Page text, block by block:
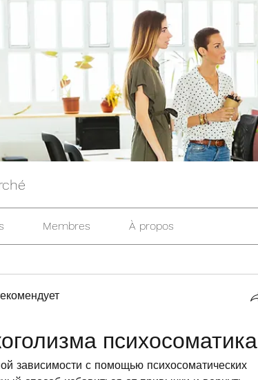
Membres À propos
психосоматика
зависимости с помощью психосоматических